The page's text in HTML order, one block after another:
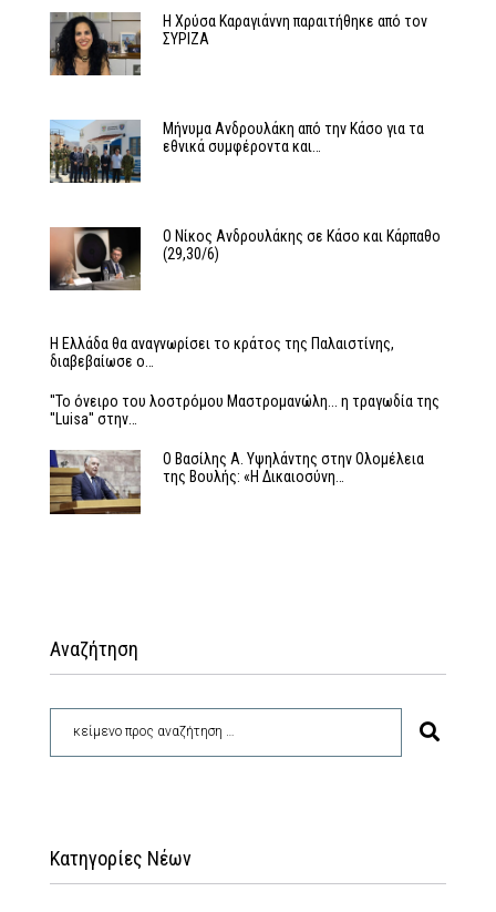
Η Χρύσα Καραγιάννη παραιτήθηκε από τον
ΣΥΡΙΖΑ
Μήνυμα Ανδρουλάκη από την Κάσο για τα
εθνικά συμφέροντα και…
Ο Νίκος Ανδρουλάκης σε Κάσο και Κάρπαθο
(29,30/6)
Η Ελλάδα θα αναγνωρίσει το κράτος της Παλαιστίνης,
διαβεβαίωσε ο…
''Το όνειρο του λοστρόμου Μαστρομανώλη... η τραγωδία της
''Luisa'' στην…
Ο Βασίλης Α. Υψηλάντης στην Ολομέλεια
της Βουλής: «Η Δικαιοσύνη…
Αναζήτηση
Κατηγορίες Νέων